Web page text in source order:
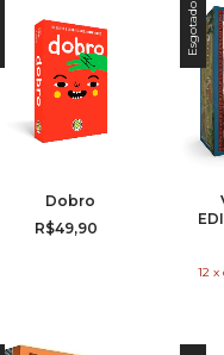
Dobro
R$49,90
Esgotado
12 x